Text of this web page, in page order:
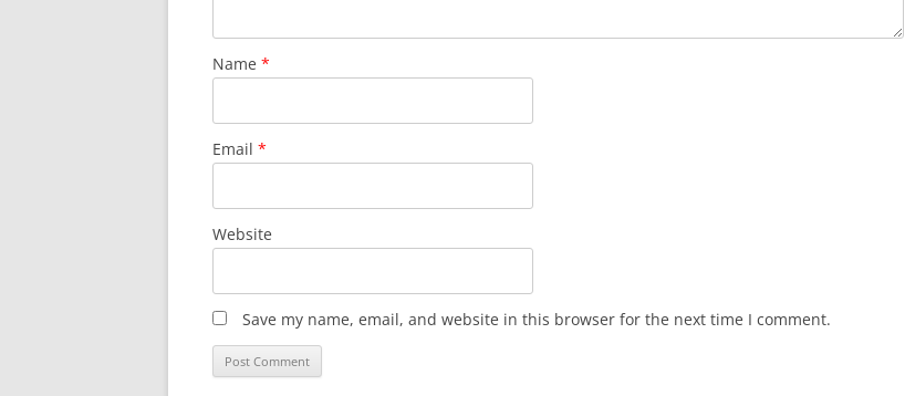
Name *
Email *
Website
Save my name, email, and website in this browser for the next time I comment.